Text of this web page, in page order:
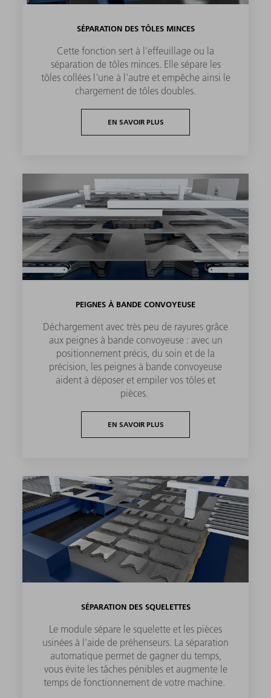
SÉPARATION DES TÔLES MINCES
Cette fonction sert à l'effeuillage ou la
séparation de tôles minces. Elle sépare les
tôles collées l'une à l'autre et empêche ainsi le
chargement de tôles doubles.
EN SAVOIR PLUS
PEIGNES À BANDE CONVOYEUSE
Déchargement avec très peu de rayures grâce
aux peignes à bande convoyeuse : avec un
positionnement précis, du soin et de la
précision, les peignes à bande convoyeuse
aident à déposer et empiler vos tôles et
pièces.
EN SAVOIR PLUS
SÉPARATION DES SQUELETTES
Le module sépare le squelette et les pièces
usinées à l'aide de préhenseurs. La séparation
automatique permet de gagner du temps,
vous évite les tâches pénibles et augmente le
temps de fonctionnement de votre machine.